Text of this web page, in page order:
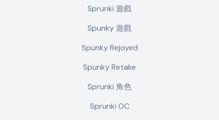
Sprunki 遊戲
Spunky 遊戲
Spunky Rejoyed
Spunky Retake
Sprunki 角色
Sprunki OC